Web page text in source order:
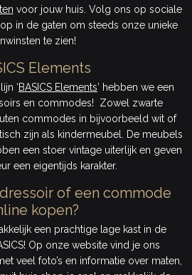
voor jouw huis. Volg ons op sociale
in de gaten om steeds onze unieke
te zien!
Elements
‘BASICS Elements’ hebben we een
en commodes! Zowel zwarte
commodes in bijvoorbeeld wit of
zijn als kindermeubel. De meubels
een stoer vintage uiterlijk en geven
een eigentijds karakter.
of een commode
kopen?
een prachtige lage kast in de
Op onze website vind je ons
veel foto’s en informatie over maten,